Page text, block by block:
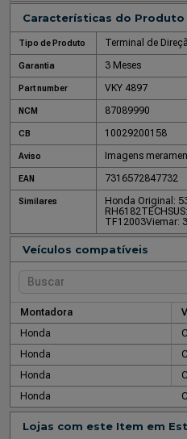
Características do Produto
Tipo de Produto Terminal de
Garantia 3 Meses
Part number VKY 4897
NCM 87089990
CB 10029200158
Aviso Imagens
EAN 7316572847732
Similares Honda Original:
RH6182
TF12003Viemar:
Veículos compatíveis
Montadora
Honda
Honda
Honda
Honda
Lojas com este Item em